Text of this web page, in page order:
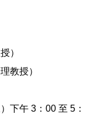
）
教授）
下午 3：00 至 5：